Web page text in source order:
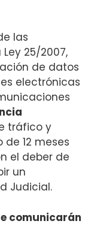
las
25/2007,
de datos
electrónicas
tráfico y
12 meses
el deber de
un
Judicial.
comunicarán